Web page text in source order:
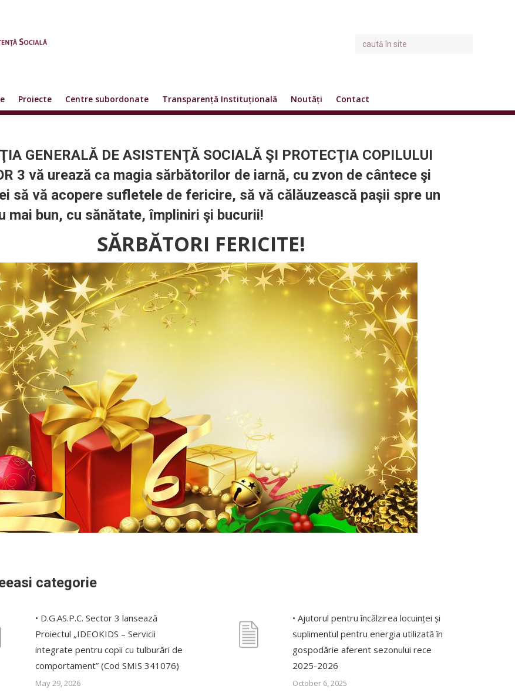
Proiecte Centre subordonate Transparență Instituțională Noutăți Contact
GENERALĂ DE ASISTENŢĂ SOCIALĂ ŞI PROTECŢIA COPILULUI
3 vă urează ca magia sărbătorilor de iarnă, cu zvon de cântece şi
să vă acopere sufletele de fericire, să vă călăuzească paşii spre un
mai bun, cu sănătate, împliniri şi bucurii!
SĂRBĂTORI FERICITE!
categorie
• D.G.AS.P.C. Sector 3 lansează
Proiectul „IDEOKIDS – Servicii
integrate pentru copii cu tulburări de
comportament” (Cod SMIS 341076)
May 29, 2026
• Ajutorul pentru încălzirea locuinței și
suplimentul pentru energia utilizată în
gospodărie aferent sezonului rece
2025-2026
October 6, 2025